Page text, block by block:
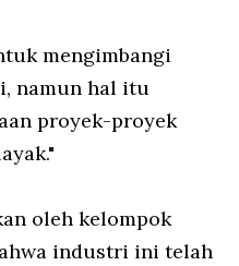
mengimbangi
namun hal itu
proyek-proyek
oleh kelompok
industri ini telah